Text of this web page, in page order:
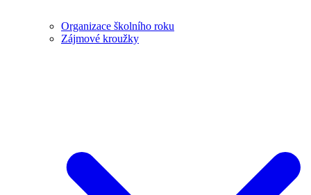
Organizace školního roku
Zájmové kroužky